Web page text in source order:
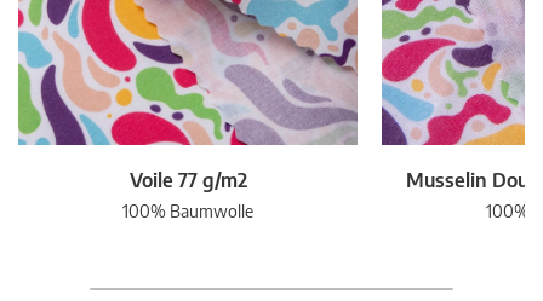
Voile 77 g/m2
100% Baumwolle
Musselin
100%